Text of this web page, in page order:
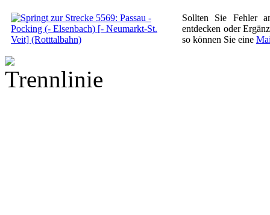
Sollten Sie Fehler
entdecken oder
so können Sie eine